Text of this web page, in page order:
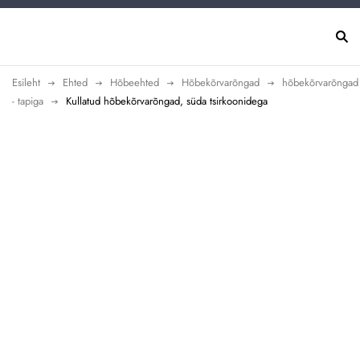
Esileht Ehted Hõbeehted Hõbekõrvarõngad
hõbekõrvarõngad
- tapiga
Kullatud hõbekõrvarõngad, süda tsirkoonidega